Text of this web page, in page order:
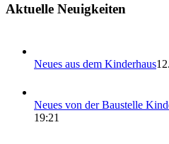
Aktuelle Neuigkeiten
Neues aus dem Kinderhaus
Neues von der Baustelle
19:21